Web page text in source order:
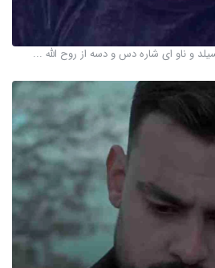
و ناو ای شاره دس و دسه از روح الله ...